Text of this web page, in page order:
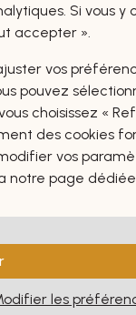
Si vous y
accepter ».
vos
pouvez
choisissez «
des cookies
vos
notre page dédiée
les